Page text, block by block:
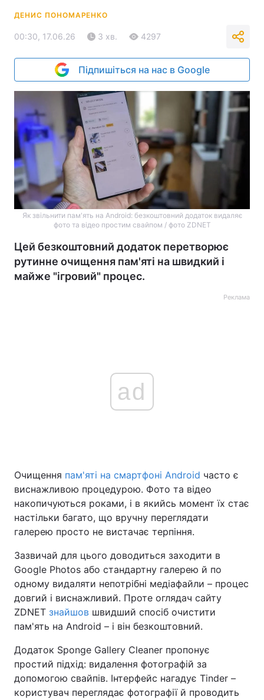
ДЕНИС ПОНОМАРЕНКО
00:30, 17.06.26 3 хв. 4297
Підпишіться на нас в Google
Як звільнити пам'ять на Android: безкоштовний додаток видаляє
фото та відео простим свайпом / фото ZDNET
Цей безкоштовний додаток перетворює
рутинне очищення пам'яті на швидкий і
майже "ігровий" процес.
Реклама
ad
Очищення пам'яті на смартфоні Android часто є
виснажливою процедурою. Фото та відео
накопичуються роками, і в якийсь момент їх стає
настільки багато, що вручну переглядати
галерею просто не вистачає терпіння.
Зазвичай для цього доводиться заходити в
Google Photos або стандартну галерею й по
одному видаляти непотрібні медіафайли – процес
довгий і виснажливий. Проте оглядач сайту
ZDNET знайшов швидший спосіб очистити
пам'ять на Android – і він безкоштовний.
Додаток Sponge Gallery Cleaner пропонує
простий підхід: видалення фотографій за
допомогою свайпів. Інтерфейс нагадує Tinder –
користувач переглядає фотографії й проводить